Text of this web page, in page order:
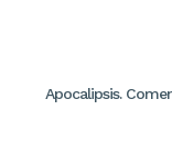
Apocalipsis.